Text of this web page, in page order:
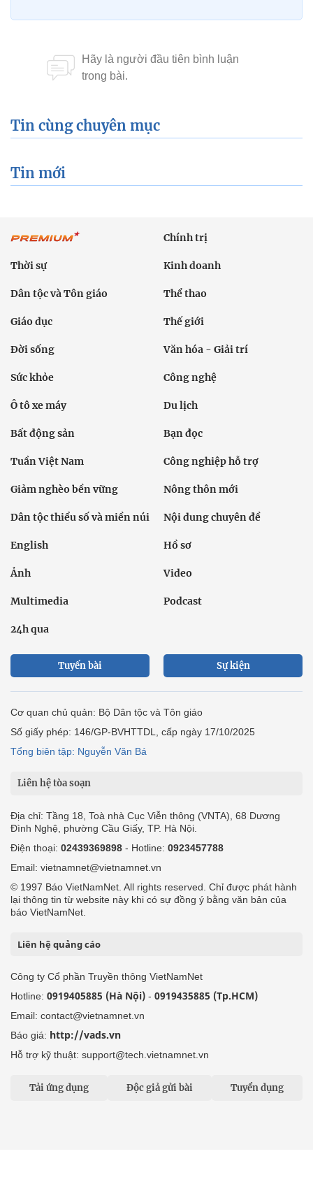
Tin cùng chuyên mục
Tin mới
Chính trị
Thời sự Kinh doanh
Dân tộc và Tôn giáo Thể thao
Giáo dục Thế giới
Đời sống Văn hóa - Giải trí
Sức khỏe Công nghệ
Ô tô xe máy Du lịch
Bất động sản Bạn đọc
Tuần Việt Nam Công nghiệp hỗ trợ
Giảm nghèo bền vững Nông thôn mới
Dân tộc thiểu số và miền núi Nội dung chuyên đề
English Hồ sơ
Ảnh Video
Multimedia Podcast
24h qua
Tuyến bài Sự kiện
Cơ quan chủ quản: Bộ Dân tộc và Tôn giáo
Số giấy phép: 146/GP-BVHTTDL, cấp ngày 17/10/2025
Tổng biên tập: Nguyễn Văn Bá
Liên hệ tòa soạn
Địa chỉ: Tầng 18, Toà nhà Cục Viễn thông (VNTA), 68 Dương
Đình Nghệ, phường Cầu Giấy, TP. Hà Nội.
Điện thoại: 02439369898 - Hotline: 0923457788
Email: vietnamnet@vietnamnet.vn
© 1997 Báo VietNamNet. All rights reserved. Chỉ được phát hành
lại thông tin từ website này khi có sự đồng ý bằng văn bản của
báo VietNamNet.
Liên hệ quảng cáo
Công ty Cổ phần Truyền thông VietNamNet
Hotline: 0919405885 (Hà Nội) - 0919435885 (Tp.HCM)
Email: contact@vietnamnet.vn
Báo giá: http://vads.vn
Hỗ trợ kỹ thuật: support@tech.vietnamnet.vn
Tải ứng dụng Độc giả gửi bài Tuyển dụng